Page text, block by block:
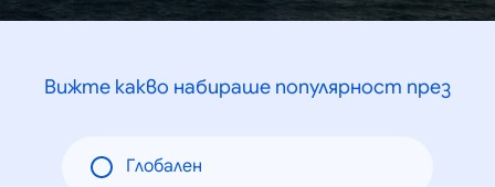
Вижте какво набираше популярност през
Глобален